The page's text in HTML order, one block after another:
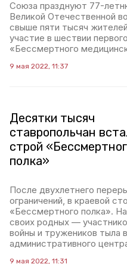
Союза празднуют 77-
Великой Отечественной
свыше пяти тысяч
участие в шествии
«Бессмертного
9 мая 2022, 11:37
Десятки тысяч
ставропольчан
строй
полка»
После двухлетнего
ограничений, в краевой
«Бессмертного полка».
своих родных —
войны и тружеников тыла
административного
9 мая 2022, 11:31